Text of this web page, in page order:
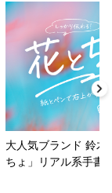
大人気ブランド 鈴木
ちょ」リアル系手書